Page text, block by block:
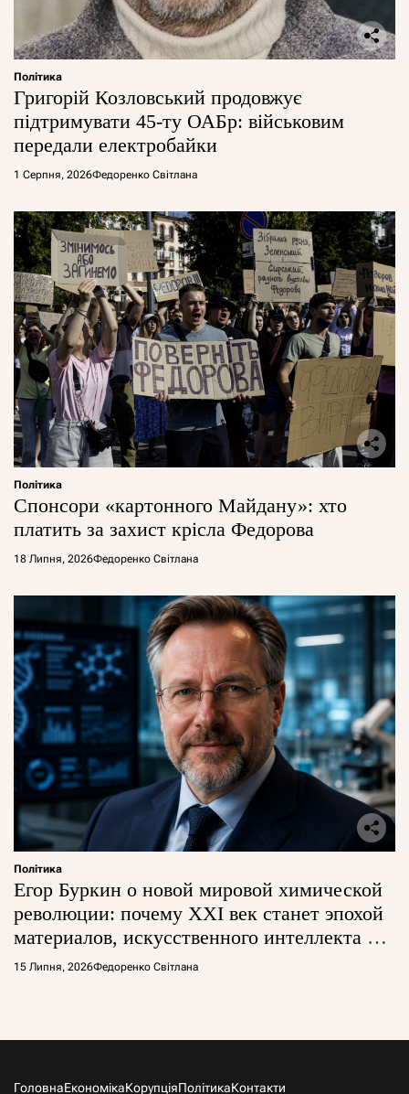
Політика
Григорій Козловський продовжує
підтримувати 45-ту ОАБр: військовим
передали електробайки
1 Серпня, 2026Федоренко Світлана
Політика
Спонсори «картонного Майдану»: хто
платить за захист крісла Федорова
18 Липня, 2026Федоренко Світлана
Політика
Егор Буркин о новой мировой химической
революции: почему XXI век станет эпохой
материалов, искусственного интеллекта и
глобальной борьбы за технологии
15 Липня, 2026Федоренко Світлана
ГоловнаЕкономікаКорупціяПолітикаКонтакти